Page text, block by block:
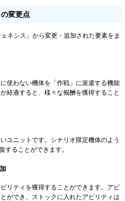
変更点
ネシス」から変更・追加された要素をま
使わない機体を「作戦」に派遣する機能
経過すると、様々な報酬を獲得すること
ユニットです。シナリオ限定機体のよう
することができます。
リティを獲得することができます。アビ
ができ、ストックに入れたアビリティは